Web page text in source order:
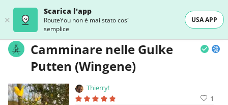
Scarica l'app
RouteYou non è mai stato così
semplice
USA APP
Camminare nelle Gulke
Putten (Wingene)
Thierry!
1